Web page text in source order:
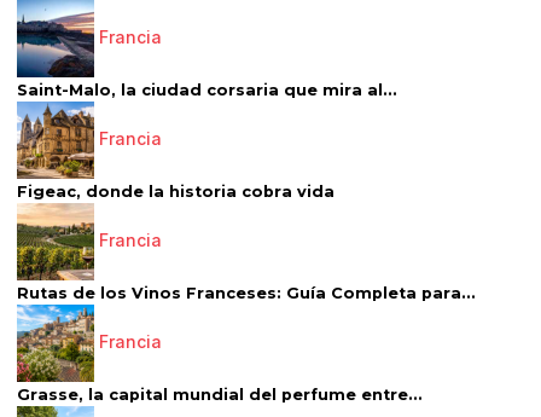
Francia
Saint-Malo, la ciudad corsaria que mira al...
Francia
Figeac, donde la historia cobra vida
Francia
Rutas de los Vinos Franceses: Guía Completa para...
Francia
Grasse, la capital mundial del perfume entre...